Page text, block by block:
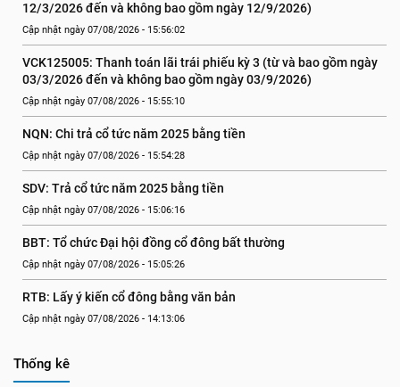
12/3/2026 đến và không bao gồm ngày 12/9/2026)
Cập nhật ngày 07/08/2026 - 15:56:02
VCK125005: Thanh toán lãi trái phiếu kỳ 3 (từ và bao gồm ngày
03/3/2026 đến và không bao gồm ngày 03/9/2026)
Cập nhật ngày 07/08/2026 - 15:55:10
NQN: Chi trả cổ tức năm 2025 bằng tiền
Cập nhật ngày 07/08/2026 - 15:54:28
SDV: Trả cổ tức năm 2025 bằng tiền
Cập nhật ngày 07/08/2026 - 15:06:16
BBT: Tổ chức Đại hội đồng cổ đông bất thường
Cập nhật ngày 07/08/2026 - 15:05:26
RTB: Lấy ý kiến cổ đông bằng văn bản
Cập nhật ngày 07/08/2026 - 14:13:06
Thống kê